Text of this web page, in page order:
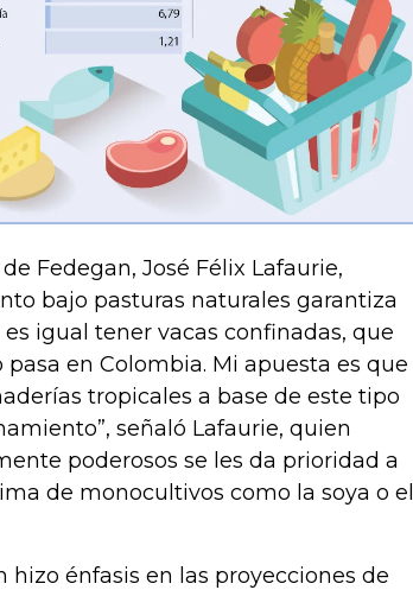
Fedegan, José Félix Lafaurie,
bajo pasturas naturales garantiza
igual tener vacas confinadas, que
en Colombia. Mi apuesta es que
tropicales a base de este tipo
señaló Lafaurie, quien
poderosos se les da prioridad a
de monocultivos como la soya o el
énfasis en las proyecciones de